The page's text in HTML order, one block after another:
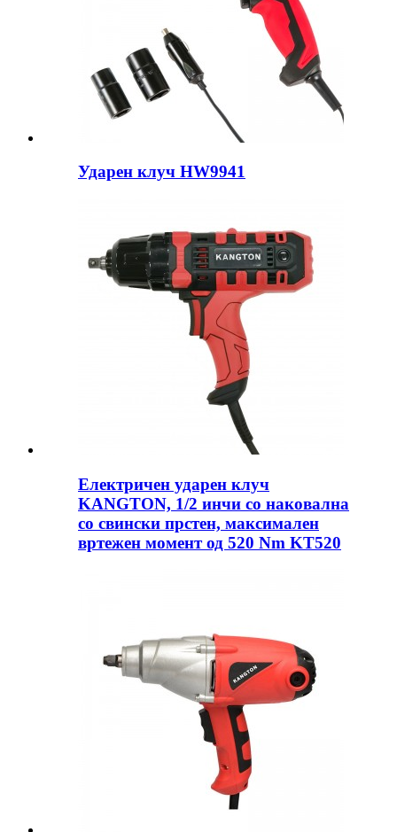
Ударен клуч HW9941
Електричен ударен клуч
KANGTON, 1/2 инчи со наковална
со свински прстен, максимален
вртежен момент од 520 Nm KT520